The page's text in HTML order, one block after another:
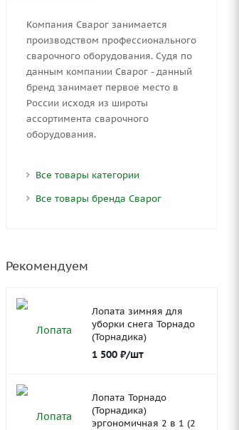
Компания Сварог занимается
производством профессионального
сварочного оборудования. Судя по
данным компании Сварог - данный
бренд занимает первое место в
России исходя из широты
ассортимента сварочного
оборудования.
Все товары категории
Все товары бренда Сварог
Рекомендуем
Лопата зимняя для
уборки снега Торнадо
(Торнадика)
1 500₽/шт
Лопата Торнадо
(Торнадика)
эргономичная 2 в 1 (2